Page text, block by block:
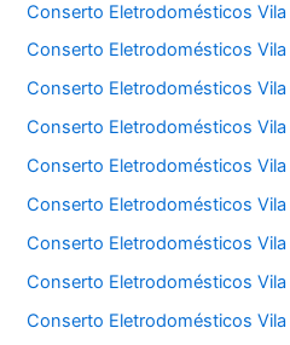
Conserto Eletrodomésticos
Conserto Eletrodomésticos
Conserto Eletrodomésticos Vila
Conserto Eletrodomésticos Vila
Conserto Eletrodomésticos Vila
Conserto Eletrodomésticos
Conserto Eletrodomésticos Vila
Conserto Eletrodomésticos Vila
Conserto Eletrodomésticos Vila